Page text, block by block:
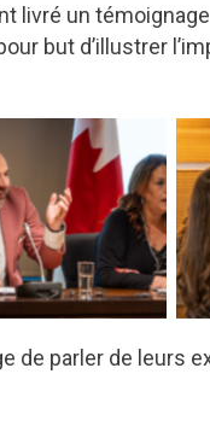
livré un
but d’illustrer
de parler de leurs